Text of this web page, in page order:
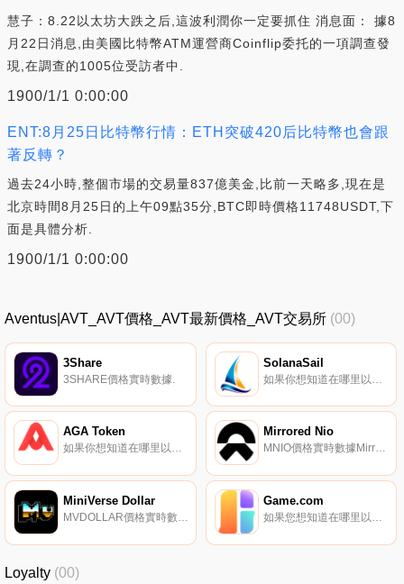
慧子：8.22以太坊大跌之后,這波利潤你一定要抓住 消息面： 據8
月22日消息,由美國比特幣ATM運營商Coinflip委托的一項調查發
現,在調查的1005位受訪者中.
1900/1/1 0:00:00
ENT:8月25日比特幣行情：ETH突破420后比特幣也會跟
著反轉？
過去24小時,整個市場的交易量837億美金,比前一天略多,現在是
北京時間8月25日的上午09點35分,BTC即時價格11748USDT,下
面是具體分析.
1900/1/1 0:00:00
Aventus|AVT_AVT價格_AVT最新價格_AVT交易所 (00)
3Share
3SHARE價格實時數據.
SolanaSail
AGA Token
如果你想知道在哪里以當前價格購買AGA Token,目前交易{AGA Token]股票的頂級加密貨幣交易所是Dfyn Network。您可以在我們的加密貨幣交易所頁面上找到其他列表。AGA聲稱是一種將DeFi與比特幣挖礦相結合的代幣.
Mirrored Nio
MNIO價格實時數據Mirrored Nio-跟蹤Nio股票價格的合成資產。
MiniVerse Dollar
MVDOLLAR價格實時數據"；MiniVerse Dollar是Fantom Opera Network上的一種高收益算法穩定幣.
Game.com
如果您想知道在哪里以當前價格購買Game.com,目前交易｛GTCnname｝股票的頂級加密貨幣交易所是Gate.io。您可以在我們的加密貨幣交易所頁面上找到其他交易所。Game.com（GTC）是一種加密貨幣,在以太坊平臺上運行.
Loyalty (00)